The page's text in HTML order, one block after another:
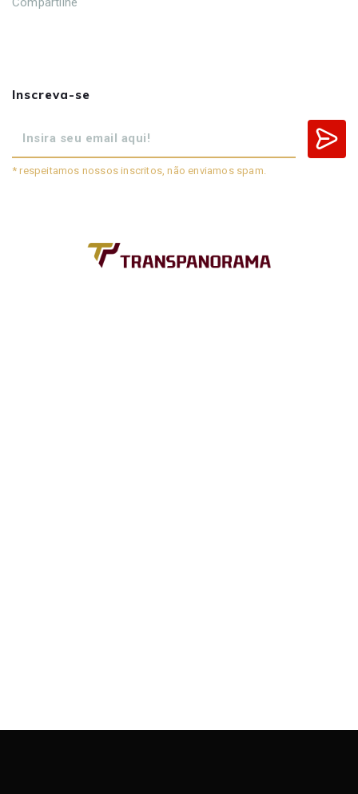
Inscreva-se
* respeitamos nossos inscritos, não enviamos spam.